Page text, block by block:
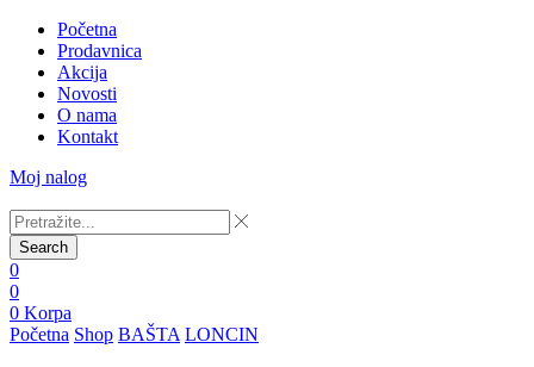
Početna
Prodavnica
Akcija
Novosti
O nama
Kontakt
Moj nalog
Search
0
0
0 Korpa
Početna Shop BAŠTA LONCIN